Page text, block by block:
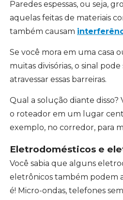
Paredes espessas, ou seja,
aquelas feitas de materiais
também causam
Se você mora em uma casa
muitas divisórias, o sinal
atravessar essas barreiras.
Qual a solução diante disso?
o roteador em um lugar
exemplo, no corredor, para
Eletrodomésticos e
Você sabia que alguns
eletrônicos também podem
é! Micro-ondas, telefones